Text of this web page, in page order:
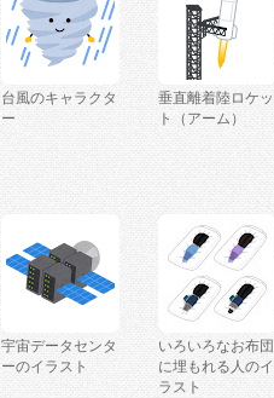
台風のキャラクタ
ー
垂直離着陸ロケッ
ト（アーム）
宇宙データセンタ
ーのイラスト
いろいろなお布団
に埋もれる人のイ
ラスト